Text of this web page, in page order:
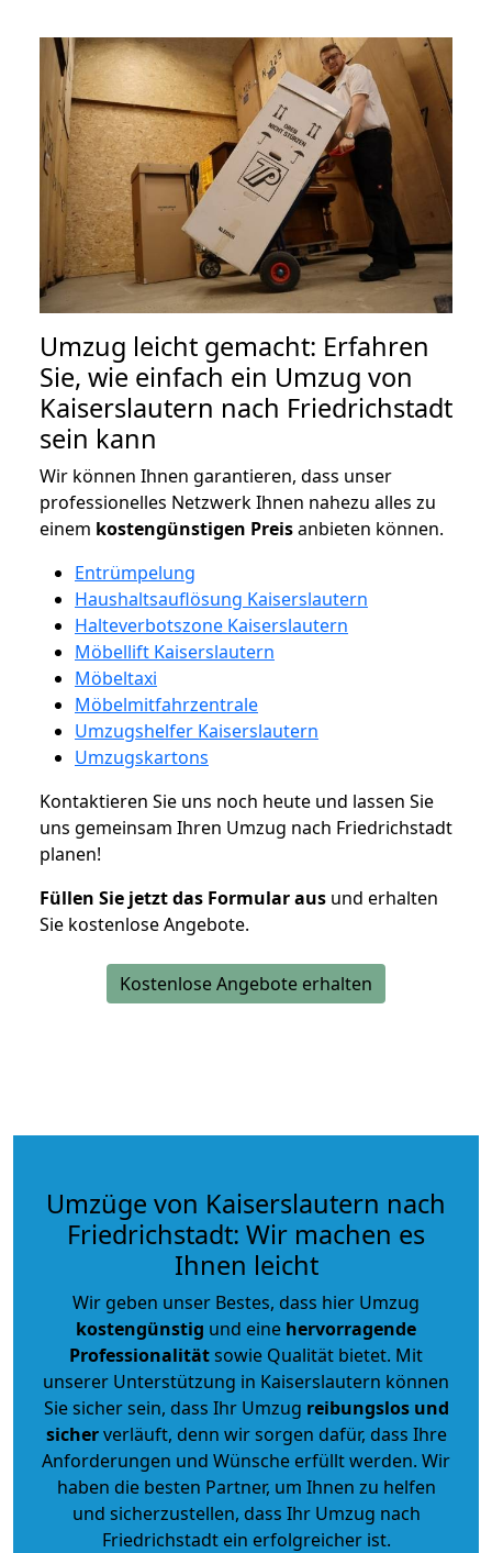
Umzug leicht gemacht: Erfahren
Sie, wie einfach ein Umzug von
Kaiserslautern nach Friedrichstadt
sein kann
Wir können Ihnen garantieren, dass unser
professionelles Netzwerk Ihnen nahezu alles zu
einem kostengünstigen Preisanbieten können.
Entrümpelung
Haushaltsauflösung Kaiserslautern
Halteverbotszone Kaiserslautern
Möbellift Kaiserslautern
Möbeltaxi
Möbelmitfahrzentrale
Umzugshelfer Kaiserslautern
Umzugskartons
Kontaktieren Sie uns noch heute und lassen Sie
uns gemeinsam Ihren Umzug nach Friedrichstadt
planen!
Füllen Sie jetzt das Formular aus und erhalten
Sie kostenlose Angebote.
Kostenlose Angebote erhalten
Umzüge von Kaiserslautern nach
Friedrichstadt: Wir machen es
Ihnen leicht
Wir geben unser Bestes, dass hier Umzug
kostengünstig und eine hervorragende
Professionalitätsowie Qualität bietet. Mit
unserer Unterstützung in Kaiserslautern können
Sie sicher sein, dass Ihr Umzug reibungslos und
sicherverläuft, denn wir sorgen dafür, dass Ihre
Anforderungen und Wünsche erfüllt werden. Wir
haben die besten Partner, um Ihnen zu helfen
und sicherzustellen, dass Ihr Umzug nach
Friedrichstadt ein erfolgreicher ist.